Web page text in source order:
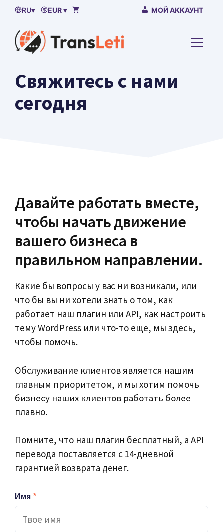
Пропустить
RU▾ EUR ▾ МОЙ АККАУНТ
Свяжитесь с нами
сегодня
Давайте работать вместе,
чтобы начать движение
вашего бизнеса в
правильном направлении.
Какие бы вопросы у вас ни возникали, или
что бы вы ни хотели знать о том, как
работает наш плагин или API, как настроить
тему WordPress или что-то еще, мы здесь,
чтобы помочь.
Обслуживание клиентов является нашим
главным приоритетом, и мы хотим помочь
бизнесу наших клиентов работать более
плавно.
Помните, что наш плагин бесплатный, а API
перевода поставляется с 14-дневной
гарантией возврата денег.
Имя *